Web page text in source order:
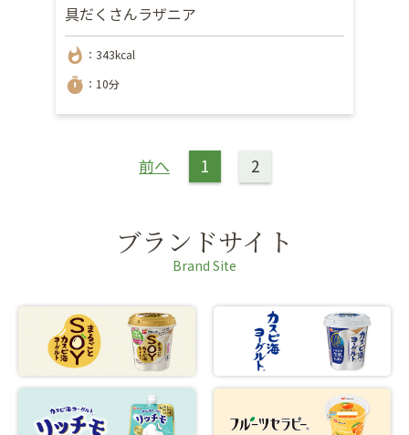
具だくさんラザニア
whatshot ：343kcal
timer ：10分
前へ 1 2
ブランドサイト
Brand Site